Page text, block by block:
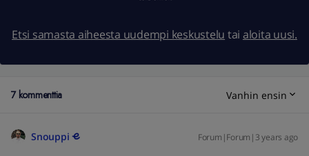
Etsi samasta aiheesta uudempi keskustelu tai aloita uusi.
7 kommenttia Vanhin ensin
Snouppi Forum|Forum|3 years ago